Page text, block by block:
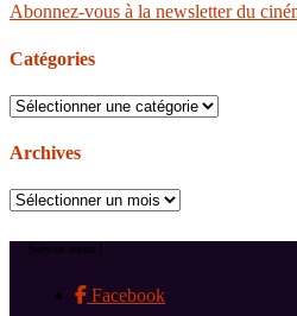
Abonnez-vous à la newsletter du
Catégories
Catégories
Archives
Archives
Suivez-nous !
Facebook